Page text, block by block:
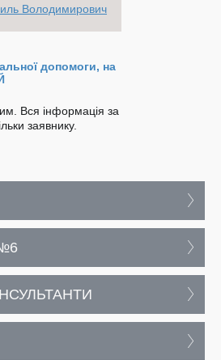
Володимирович
допомоги, на
Вся інформація за
заявнику.